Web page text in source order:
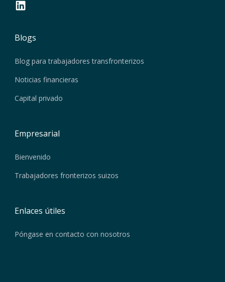
Blogs
Blog para trabajadores transfronterizos
Noticias financieras
Capital privado
Empresarial
Bienvenido
Trabajadores fronterizos suizos
Enlaces útiles
Póngase en contacto con nosotros